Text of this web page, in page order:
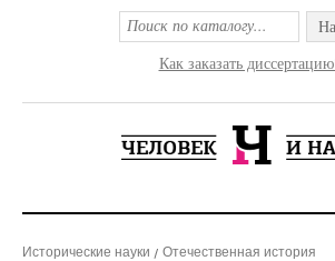
Как заказать
Исторические науки Отечественная история